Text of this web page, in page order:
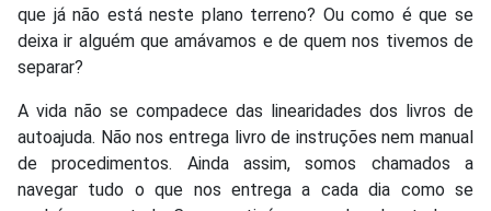
que já não está neste plano terreno? Ou como é que se
deixa ir alguém que amávamos e de quem nos tivemos de
separar?
A vida não se compadece das linearidades dos livros de
autoajuda. Não nos entrega livro de instruções nem manual
de procedimentos. Ainda assim, somos chamados a
navegar tudo o que nos entrega a cada dia como se